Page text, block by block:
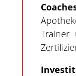
Trainer-